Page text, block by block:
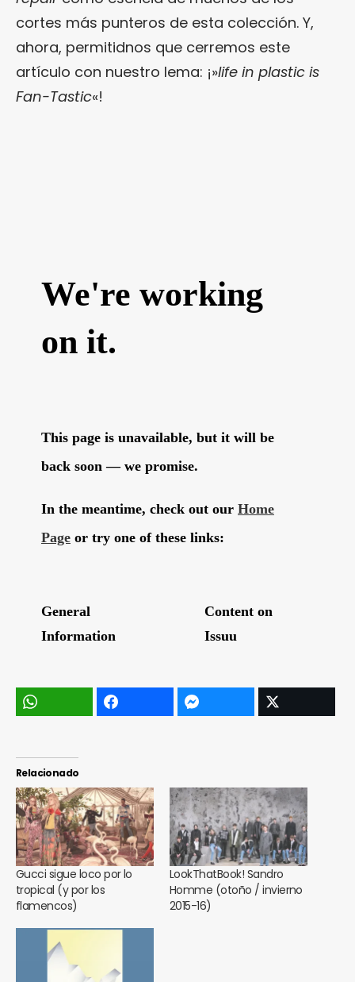
cortes más punteros de esta colección. Y,
ahora, permitidnos que cerremos este
artículo con nuestro lema: ¡»life in plastic is
Fan-Tastic«!
Relacionado
Gucci sigue loco por lo
tropical (y por los
flamencos)
LookThatBook! Sandro
Homme (otoño / invierno
2015-16)